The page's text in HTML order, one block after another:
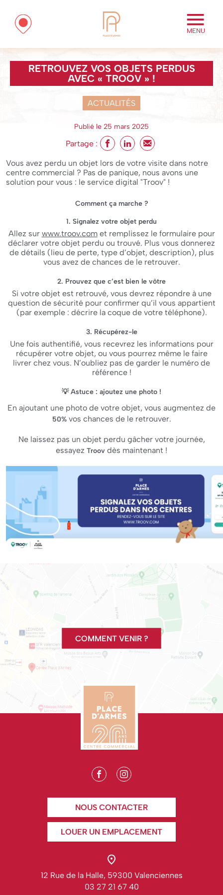
MENU
RETROUVEZ VOS OBJETS PERDUS
AVEC « TROOV » !
ACTUALITÉS
Publié le 25 mars 2025
Partage :
Vous avez perdu un objet lors de votre visite dans notre
centre commercial ? Pas de panique, nous avons une
solution pour vous : le service digital "Troov" !
Comment ça marche ?
1. Signalez votre objet perdu
Allez sur www.troov.comet remplissez le formulaire pour
déclarer votre objet perdu ou trouvé. Plus vous donnerez
de détails (lieu de perte, type d’objet, description), plus
vous avez de chances de le retrouver.
2. Prouvez que c’est bien le vôtre
Si votre objet est retrouvé, vous devrez répondre à une
question de sécurité pour confirmer qu’il vous appartient
(par exemple : décrire la coque de votre téléphone).
3. Récupérez-le
Une fois authentifié, vous recevrez les informations pour
récupérer votre objet, ou vous pourrez même le faire
livrer chez vous. N’oubliez pas de garder le numéro de
référence !
💡 Astuce : ajoutez une photo !
En ajoutant une photo de votre objet, vous augmentez de
50%vos chances de le retrouver.
Ne laissez pas un objet perdu gâcher votre journée,
essayez Troov dès maintenant !
COMMENT VENIR ?
NOUS CONTACTER
LOUER UN EMPLACEMENT
12 Rue de la Halle, 59300 Valenciennes
03 27 21 67 40